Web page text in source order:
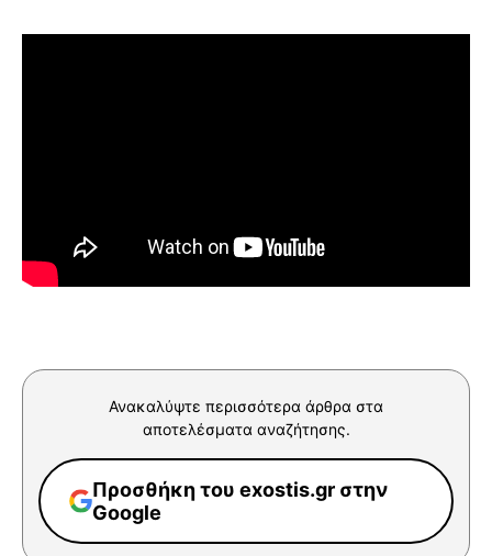
Ανακαλύψτε περισσότερα άρθρα στα
αποτελέσματα αναζήτησης.
Προσθήκη του exostis.gr στην
Google